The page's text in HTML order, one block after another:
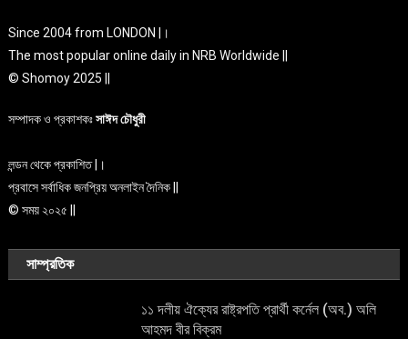
Since 2004 from LONDON |।
The most popular online daily in NRB Worldwide ||
© Shomoy 2025 ||
সম্পাদক ও প্রকাশকঃসাঈদ চৌধুরী
লন্ডন থেকে প্রকাশিত |।
প্রবাসে সর্বাধিক জনপ্রিয় অনলাইন দৈনিক ||
© সময় ২০২৫ ||
সাম্প্রতিক
১১ দলীয় ঐক্যের রাষ্ট্রপতি প্রার্থী কর্নেল (অব.) অলি
আহমদ বীর বিক্রম